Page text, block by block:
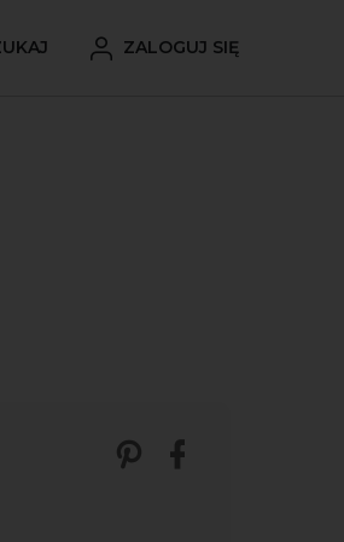
ZALOGUJ SIĘ
Zobacz nasze
Udostępnij